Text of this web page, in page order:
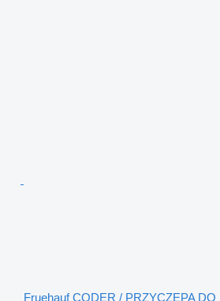
Fruehauf CODER / PRZYCZEPA DO